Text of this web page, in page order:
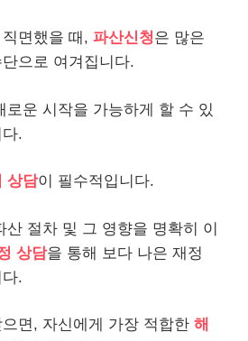
면했을 때, 파산신청은 많은
으로 여겨집니다.
로운 시작을 가능하게 할 수 있
.
상담이 필수적입니다.
산 절차 및 그 영향을 명확히 이
상담을 통해 보다 나은 재정
.
면, 자신에게 가장 적합한 해